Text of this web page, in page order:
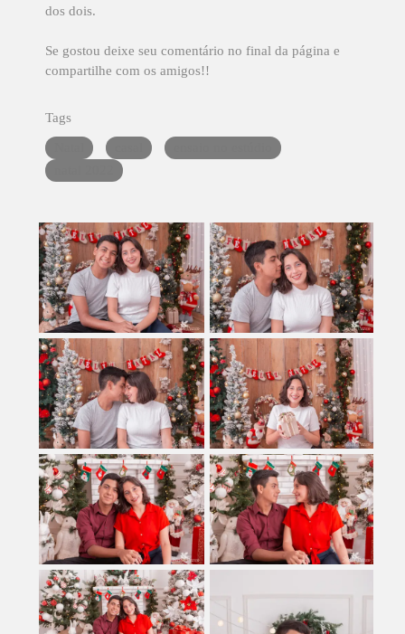
dos dois.
Se gostou deixe seu comentário no final da página e
compartilhe com os amigos!!
Tags